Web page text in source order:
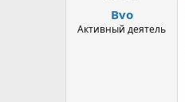
Bvo
Активный деятель